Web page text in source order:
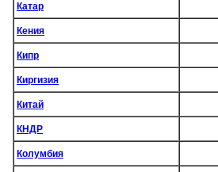
Катар
Кения
Кипр
Киргизия
Китай
КНДР
Колумбия